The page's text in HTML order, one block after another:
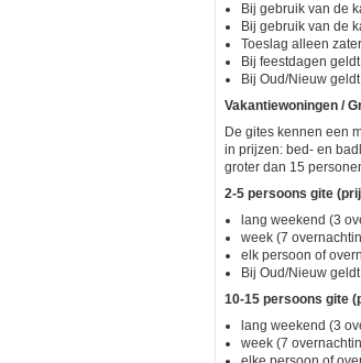
Bij gebruik van de
Bij gebruik van de
Toeslag alleen
Bij feestdagen
Bij Oud/Nieuw
Vakantiewoningen /
De gites kennen een
in prijzen: bed- en
groter dan 15
2-5 persoons gite
lang weekend (3
week (7
elk persoon of
Bij Oud/Nieuw
10-15 persoons gite
lang weekend (3
week (7